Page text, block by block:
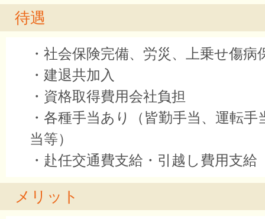
待遇
・社会保険完備、労災、上乗せ傷病
・建退共加入
・資格取得費用会社負担
・各種手当あり（皆勤手当、運転手
当等）
・赴任交通費支給・引越し費用支給
メリット